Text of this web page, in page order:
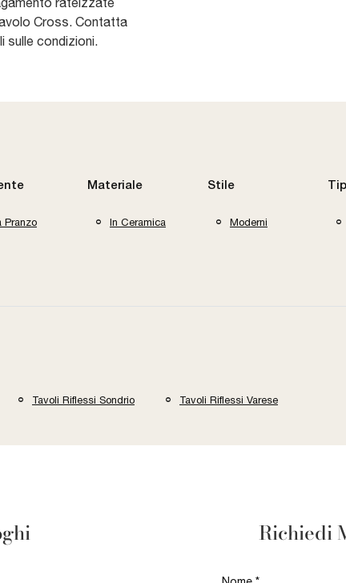
Cross. Contatta
sulle condizioni.
Pranzo
Materiale
In Ceramica
Stile
Moderni
Tavoli Riflessi Sondrio Tavoli Riflessi Varese
Richiedi